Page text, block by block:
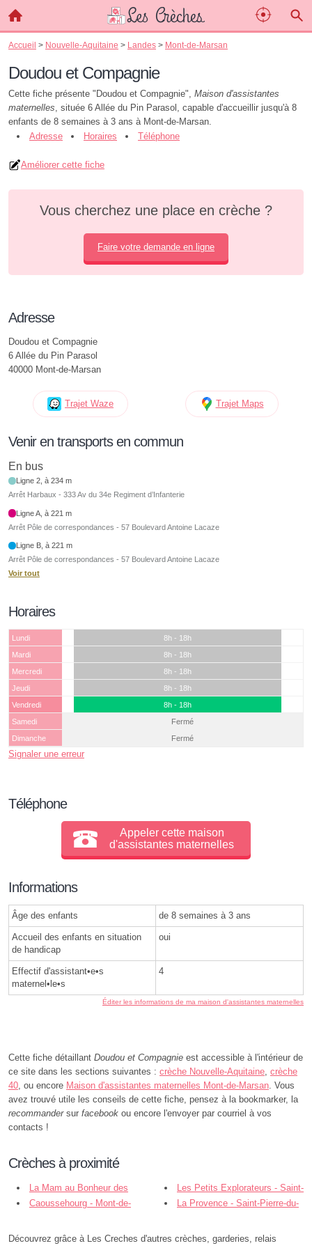
Accueil > Nouvelle-Aquitaine > Landes > Mont-de-Marsan
Doudou et Compagnie
Cette fiche présente "Doudou et Compagnie", Maison d'assistantes
maternelles, située 6 Allée du Pin Parasol, capable d'accueillir jusqu'à 8
enfants de 8 semaines à 3 ans à Mont-de-Marsan.
Adresse
Horaires Téléphone
Améliorer cette fiche
Vous cherchez une place en crèche ?
Faire votre demande en ligne
Adresse
Doudou et Compagnie
6 Allée du Pin Parasol
40000 Mont-de-Marsan
Trajet Waze Trajet Maps
Venir en transports en commun
En bus
Ligne 2, à 234 m
Arrêt Harbaux - 333 Av du 34e Regiment d’Infanterie
Ligne A, à 221 m
Arrêt Pôle de correspondances - 57 Boulevard Antoine Lacaze
Ligne B, à 221 m
Arrêt Pôle de correspondances - 57 Boulevard Antoine Lacaze
Voir tout
Horaires
Lundi
8h - 18h
Mardi
8h - 18h
Mercredi
8h - 18h
Jeudi
8h - 18h
Vendredi
8h - 18h
Samedi
Fermé
Dimanche
Fermé
Signaler une erreur
Téléphone
Appeler cette maison
d'assistantes maternelles
Informations
Âge des enfants de 8 semaines à 3 ans
Accueil des enfants en situation
de handicap
oui
Effectif d'assistant•e•s
maternel•le•s
4
Éditer les informations de ma maison d'assistantes maternelles
Cette fiche détaillant Doudou et Compagnie est accessible à l'intérieur de
ce site dans les sections suivantes : crèche Nouvelle-Aquitaine, crèche
40, ou encore Maison d'assistantes maternelles Mont-de-Marsan. Vous
avez trouvé utile les conseils de cette fiche, pensez à la bookmarker, la
recommandersur facebook ou encore l'envoyer par courriel à vos
contacts !
Crèches à proximité
La Mam au Bonheur des
Pitchouns - Mont-de-Marsan
Les Petits Explorateurs - Saint-
Pierre-du-Mont
Caoussehourg - Mont-de-
La Provence - Saint-Pierre-du-
Découvrez grâce à Les Creches d'autres crèches, garderies, relais